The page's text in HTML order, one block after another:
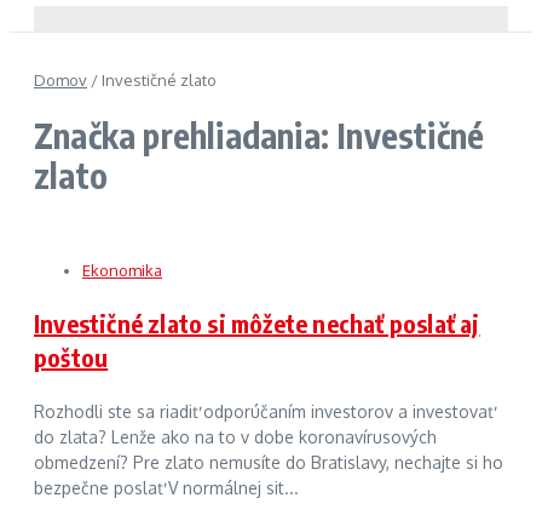
Domov / Investičné zlato
Značka prehliadania: Investičné
zlato
Ekonomika
Investičné zlato si môžete nechať poslať aj
poštou
Rozhodli ste sa riadiť odporúčaním investorov a investovať
do zlata? Lenže ako na to v dobe koronavírusových
obmedzení? Pre zlato nemusíte do Bratislavy, nechajte si ho
bezpečne poslať V normálnej sit...